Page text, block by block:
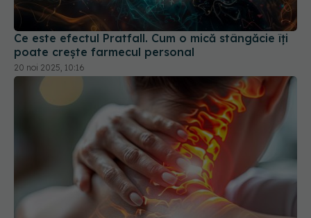
Ce este efectul Pratfall. Cum o mică stângăcie îți
poate crește farmecul personal
20 noi 2025, 10:16